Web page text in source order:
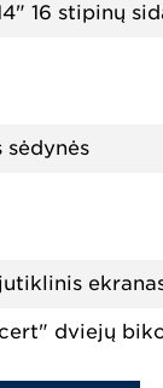
16 stipinų
sėdynės
dviejų